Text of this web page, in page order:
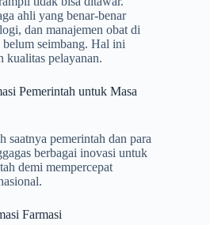
ahli yang benar-benar
dan manajemen obat di
seimbang. Hal ini
kualitas pelayanan.
Pemerintah untuk Masa
saatnya pemerintah dan para
berbagai inovasi untuk
demi mempercepat
Farmasi